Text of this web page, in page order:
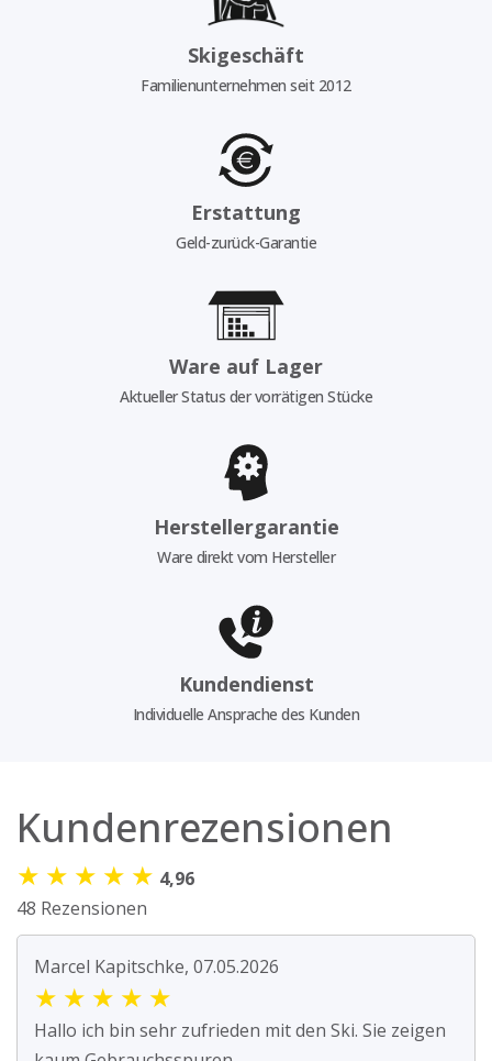
Skigeschäft
Familienunternehmen seit 2012
Erstattung
Geld-zurück-Garantie
Ware auf Lager
Aktueller Status der vorrätigen Stücke
Herstellergarantie
Ware direkt vom Hersteller
Kundendienst
Individuelle Ansprache des Kunden
Kundenrezensionen
★ ★ ★ ★ ★ 4,96
48 Rezensionen
Marcel Kapitschke, 07.05.2026
★ ★ ★ ★ ★
Hallo ich bin sehr zufrieden mit den Ski. Sie zeigen